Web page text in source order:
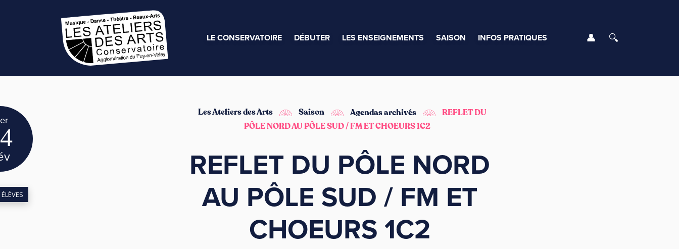
LE CONSERVATOIRE DÉBUTER LES ENSEIGNEMENTS SAISON INFOS PRATIQUES Se connecter
Les Ateliers des Arts Saison Agendas archivés
REFLET DU
PÔLE NORD AU PÔLE SUD / FM ET CHOEURS 1C2
REFLET DU PÔLE NORD
AU PÔLE SUD / FM ET
CHOEURS 1C2